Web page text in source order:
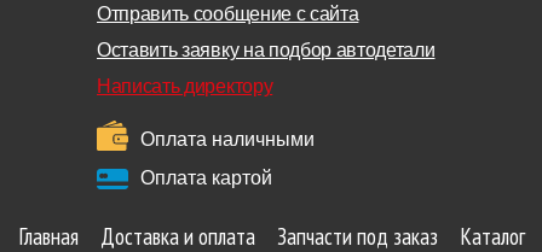
Отправить сообщение с сайта
Оставить заявку на подбор автодетали
Написать директору
Оплата наличными
Оплата картой
Главная Доставка и оплата Запчасти под заказ
Каталог